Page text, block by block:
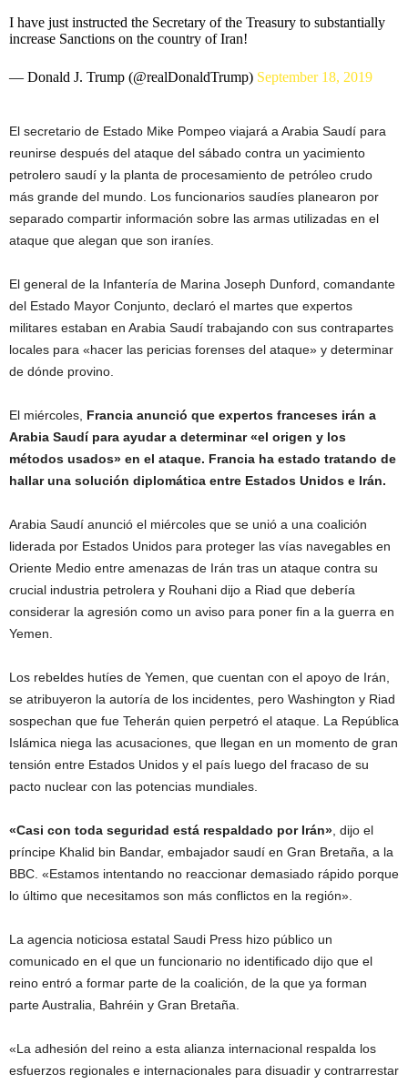
I have just instructed the Secretary of the Treasury to substantially
increase Sanctions on the country of Iran!
— Donald J. Trump (@realDonaldTrump) September 18, 2019
El secretario de Estado Mike Pompeo viajará a Arabia Saudí para
reunirse después del ataque del sábado contra un yacimiento
petrolero saudí y la planta de procesamiento de petróleo crudo
más grande del mundo. Los funcionarios saudíes planearon por
separado compartir información sobre las armas utilizadas en el
ataque que alegan que son iraníes.
El general de la Infantería de Marina Joseph Dunford, comandante
del Estado Mayor Conjunto, declaró el martes que expertos
militares estaban en Arabia Saudí trabajando con sus contrapartes
locales para «hacer las pericias forenses del ataque» y determinar
de dónde provino.
El miércoles, Francia anunció que expertos franceses irán a
Arabia Saudí para ayudar a determinar «el origen y los
métodos usados» en el ataque. Francia ha estado tratando de
hallar una solución diplomática entre Estados Unidos e Irán.
Arabia Saudí anunció el miércoles que se unió a una coalición
liderada por Estados Unidos para proteger las vías navegables en
Oriente Medio entre amenazas de Irán tras un ataque contra su
crucial industria petrolera y Rouhani dijo a Riad que debería
considerar la agresión como un aviso para poner fin a la guerra en
Yemen.
Los rebeldes hutíes de Yemen, que cuentan con el apoyo de Irán,
se atribuyeron la autoría de los incidentes, pero Washington y Riad
sospechan que fue Teherán quien perpetró el ataque. La República
Islámica niega las acusaciones, que llegan en un momento de gran
tensión entre Estados Unidos y el país luego del fracaso de su
pacto nuclear con las potencias mundiales.
«Casi con toda seguridad está respaldado por Irán» , dijo el
príncipe Khalid bin Bandar, embajador saudí en Gran Bretaña, a la
BBC. «Estamos intentando no reaccionar demasiado rápido porque
lo último que necesitamos son más conflictos en la región».
La agencia noticiosa estatal Saudi Press hizo público un
comunicado en el que un funcionario no identificado dijo que el
reino entró a formar parte de la coalición, de la que ya forman
parte Australia, Bahréin y Gran Bretaña.
«La adhesión del reino a esta alianza internacional respalda los
esfuerzos regionales e internacionales para disuadir y contrarrestar